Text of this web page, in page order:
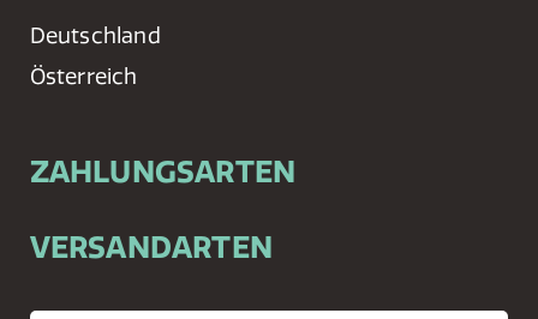
Deutschland
Österreich
ZAHLUNGSARTEN
VERSANDARTEN